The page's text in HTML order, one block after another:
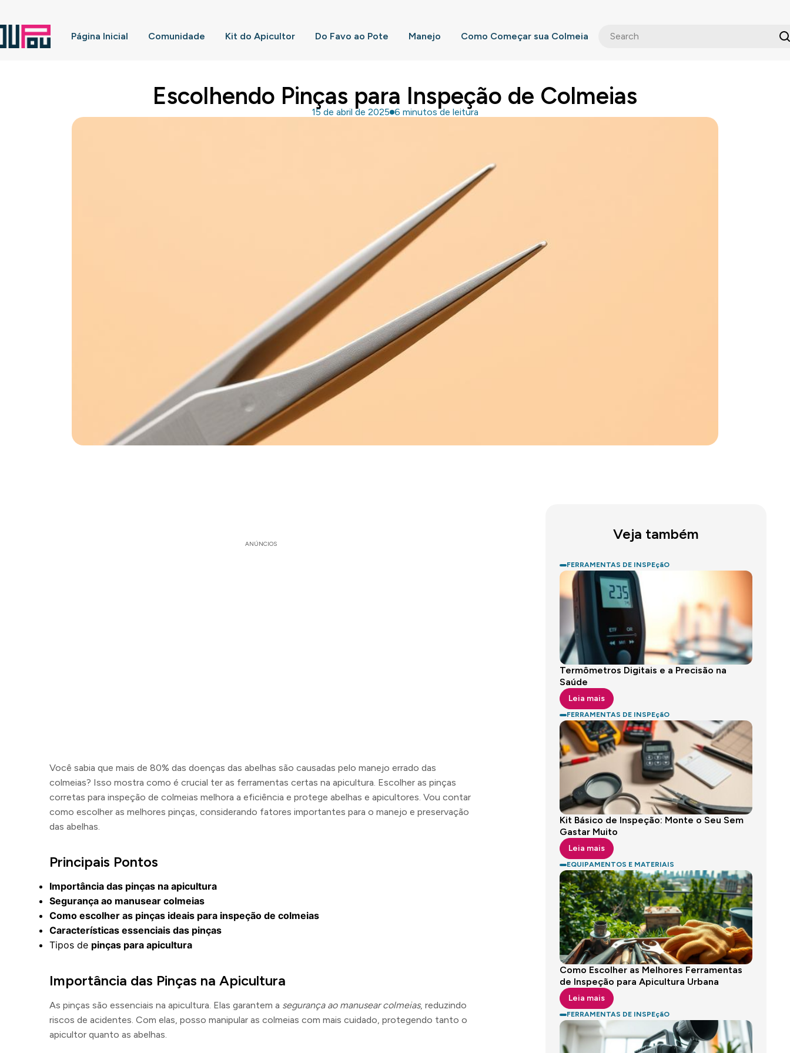
Página Inicial Comunidade Kit do Apicultor Do Favo ao Pote Manejo Como Começar sua Colmeia
Escolhendo Pinças para Inspeção de Colmeias
15 de abril de 2025 6 minutos de leitura
ANÚNCIOS
Você sabia que mais de 80% das doenças das abelhas são causadas pelo manejo errado das
colmeias? Isso mostra como é crucial ter as ferramentas certas na apicultura. Escolher as pinças
corretas para inspeção de colmeias melhora a eficiência e protege abelhas e apicultores. Vou contar
como escolher as melhores pinças, considerando fatores importantes para o manejo e preservação
das abelhas.
Principais Pontos
Importância das pinças na apicultura
Segurança ao manusear colmeias
Como escolher as pinças ideais para inspeção de colmeias
Características essenciais das pinças
Tipos de pinças para apicultura
Importância das Pinças na Apicultura
As pinças são essenciais na apicultura. Elas garantem a segurança ao manusear colmeias, reduzindo
riscos de acidentes. Com elas, posso manipular as colmeias com mais cuidado, protegendo tanto o
apicultor quanto as abelhas.
Veja também
FERRAMENTAS DE INSPEçãO
Termômetros Digitais e a Precisão na
Saúde
Leia mais
FERRAMENTAS DE INSPEçãO
Kit Básico de Inspeção: Monte o Seu Sem
Gastar Muito
Leia mais
EQUIPAMENTOS E MATERIAIS
Como Escolher as Melhores Ferramentas
de Inspeção para Apicultura Urbana
Leia mais
FERRAMENTAS DE INSPEçãO